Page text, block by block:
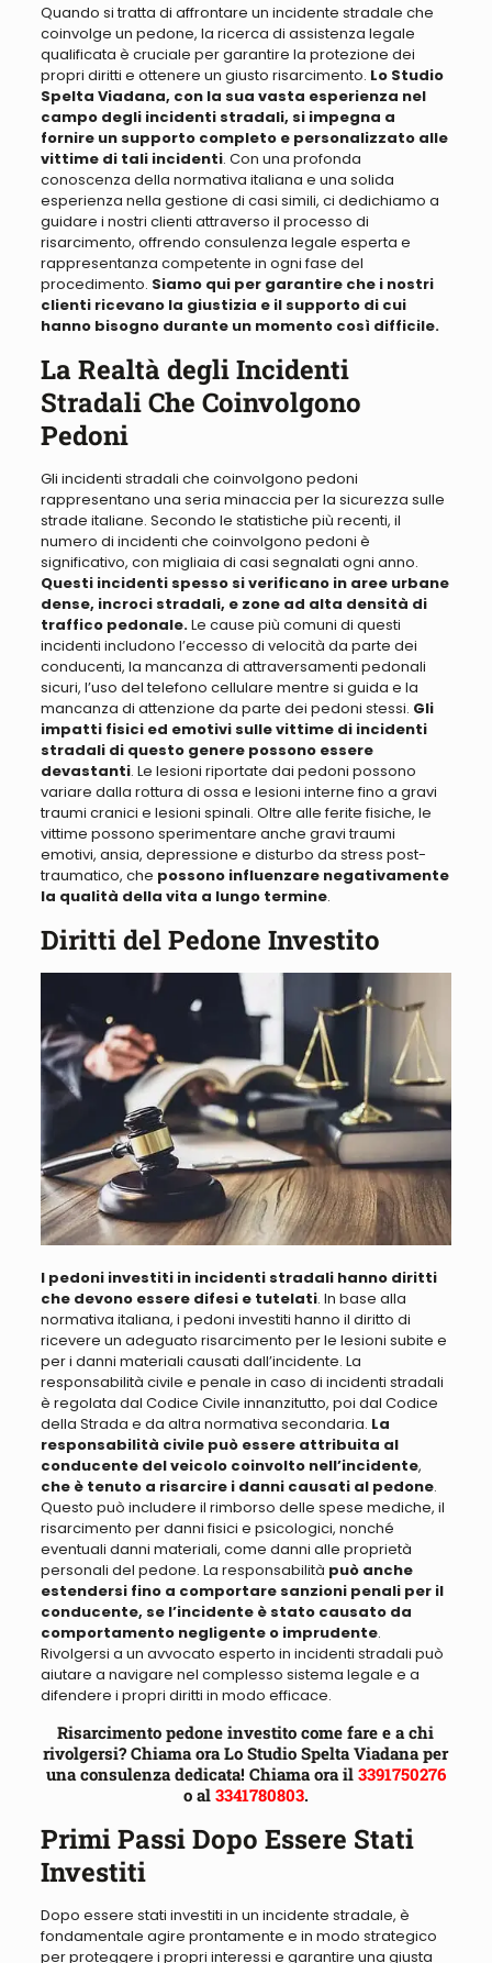
Quando si tratta di affrontare un incidente stradale che
coinvolge un pedone, la ricerca di assistenza legale
qualificata è cruciale per garantire la protezione dei
propri diritti e ottenere un giusto risarcimento. Lo Studio
Spelta Viadana, con la sua vasta esperienza nel
campo degli incidenti stradali, si impegna a
fornire un supporto completo e personalizzato alle
vittime di tali incidenti. Con una profonda
conoscenza della normativa italiana e una solida
esperienza nella gestione di casi simili, ci dedichiamo a
guidare i nostri clienti attraverso il processo di
risarcimento, offrendo consulenza legale esperta e
rappresentanza competente in ogni fase del
procedimento. Siamo qui per garantire che i nostri
clienti ricevano la giustizia e il supporto di cui
hanno bisogno durante un momento così difficile.
La Realtà degli Incidenti
Stradali Che Coinvolgono
Pedoni
Gli incidenti stradali che coinvolgono pedoni
rappresentano una seria minaccia per la sicurezza sulle
strade italiane. Secondo le statistiche più recenti, il
numero di incidenti che coinvolgono pedoni è
significativo, con migliaia di casi segnalati ogni anno.
Questi incidenti spesso si verificano in aree urbane
dense, incroci stradali, e zone ad alta densità di
traffico pedonale.Le cause più comuni di questi
incidenti includono l’eccesso di velocità da parte dei
conducenti, la mancanza di attraversamenti pedonali
sicuri, l’uso del telefono cellulare mentre si guida e la
mancanza di attenzione da parte dei pedoni stessi. Gli
impatti fisici ed emotivi sulle vittime di incidenti
stradali di questo genere possono essere
devastanti. Le lesioni riportate dai pedoni possono
variare dalla rottura di ossa e lesioni interne fino a gravi
traumi cranici e lesioni spinali. Oltre alle ferite fisiche, le
vittime possono sperimentare anche gravi traumi
emotivi, ansia, depressione e disturbo da stress post-
traumatico, che possono influenzare negativamente
la qualità della vita a lungo termine.
Diritti del Pedone Investito
I pedoni investiti in incidenti stradali hanno diritti
che devono essere difesi e tutelati. In base alla
normativa italiana, i pedoni investiti hanno il diritto di
ricevere un adeguato risarcimento per le lesioni subite e
per i danni materiali causati dall’incidente. La
responsabilità civile e penale in caso di incidenti stradali
è regolata dal Codice Civile innanzitutto, poi dal Codice
della Strada e da altra normativa secondaria. La
responsabilità civile può essere attribuita al
conducente del veicolo coinvolto nell’incidente,
che è tenuto a risarcire i danni causati al pedone.
Questo può includere il rimborso delle spese mediche, il
risarcimento per danni fisici e psicologici, nonché
eventuali danni materiali, come danni alle proprietà
personali del pedone. La responsabilità può anche
estendersi fino a comportare sanzioni penali per il
conducente, se l’incidente è stato causato da
comportamento negligente o imprudente.
Rivolgersi a un avvocato esperto in incidenti stradali può
aiutare a navigare nel complesso sistema legale e a
difendere i propri diritti in modo efficace.
Risarcimento pedone investito come fare e a chi
rivolgersi? Chiama ora Lo Studio Spelta Viadana per
una consulenza dedicata! Chiama ora il 3391750276
o al 3341780803.
Primi Passi Dopo Essere Stati
Investiti
Dopo essere stati investiti in un incidente stradale, è
fondamentale agire prontamente e in modo strategico
per proteggere i propri interessi e garantire una giusta